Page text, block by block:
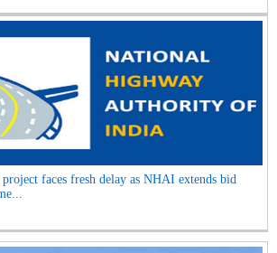
faces fresh delay as NHAI extends bid